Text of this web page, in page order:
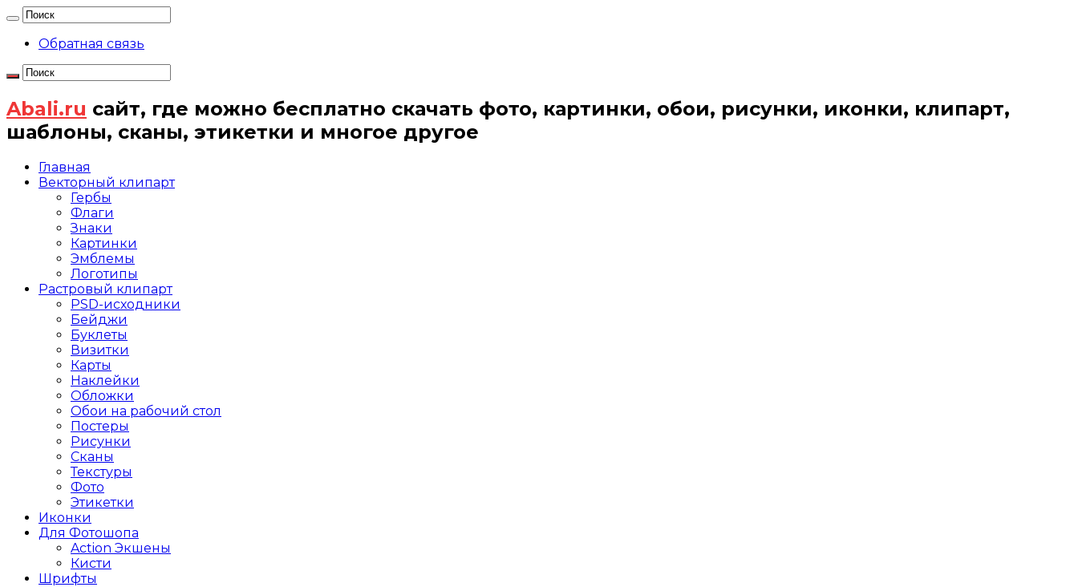
Обратная связь
Abali.ru сайт, где можно бесплатно скачать фото, картинки, обои, рисунки, иконки, клипарт,
шаблоны, сканы, этикетки и многое другое
Главная
Векторный клипарт
Гербы
Флаги
Знаки
Картинки
Эмблемы
Логотипы
Растровый клипарт
PSD-исходники
Бейджи
Буклеты
Визитки
Карты
Наклейки
Обложки
Обои на рабочий стол
Постеры
Рисунки
Сканы
Текстуры
Фото
Этикетки
Иконки
Для Фотошопа
Action Экшены
Кисти
Шрифты